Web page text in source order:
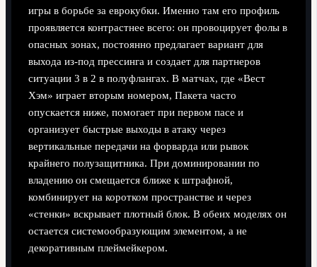
игры в борьбе за еврокубки. Именно там его профиль
проявляется контрастнее всего: он провоцирует фолы в
опасных зонах, постоянно предлагает вариант для
выхода из-под прессинга и создает для партнеров
ситуации 3 в 2 в полуфлангах. В матчах, где «Вест
Хэм» играет вторым номером, Пакета часто
опускается ниже, помогает при первом пасе и
организует быстрые выходы в атаку через
вертикальные передачи на форварда или рывок
крайнего полузащитника. При доминировании по
владению он смещается ближе к штрафной,
комбинирует на коротком пространстве и через
«стенки» вскрывает плотный блок. В обеих моделях он
остается системообразующим элементом, а не
декоративным плеймейкером.